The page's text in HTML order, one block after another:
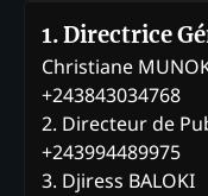
1. Directrice
Christiane
+243843034768
2. Directeur de
+243994489975
3. Djiress BALOKI